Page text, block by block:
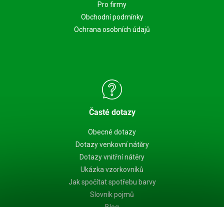
Pro firmy
Obchodní podmínky
Ochrana osobních údajů
Časté dotazy
Obecné dotazy
Dotazy venkovní nátěry
Dotazy vnitřní nátěry
Ukázka vzorkovníků
Jak spočítat spotřebu barvy
Slovník pojmů